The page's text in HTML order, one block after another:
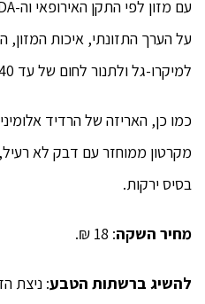
על הערך התזונתי, איכות המזון,
למיקרו-גל ולתנור לחום של עד 240 מעלות.
כמו כן, האריזה של הרדיד
מקרטון ממוחזר עם דבק לא
בסיס ירקות.
מחיר השקה: 18 ₪.
להשיג ברשתות הטבע: ניצת